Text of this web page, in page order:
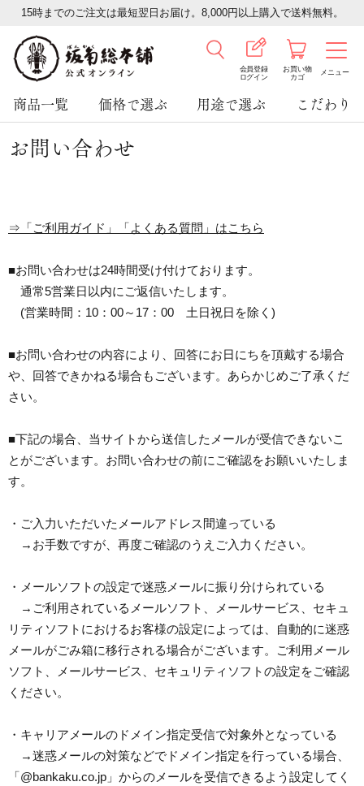
15時までのご注文は最短翌日お届け。8,000円以上購入で送料無料。
会員登録
ログイン
お買い物
カゴ
メニュー
商品一覧 価格で選ぶ 用途で選ぶ こだわり
お問い合わせ
⇒「ご利用ガイド」「よくある質問」はこちら
■お問い合わせは24時間受け付けております。
通常5営業日以内にご返信いたします。
(営業時間：10：00～17：00 土日祝日を除く)
■お問い合わせの内容により、回答にお日にちを頂戴する場合
や、回答できかねる場合もございます。あらかじめご了承くだ
さい。
■下記の場合、当サイトから送信したメールが受信できないこ
とがございます。お問い合わせの前にご確認をお願いいたしま
す。
・ご入力いただいたメールアドレス間違っている
→お手数ですが、再度ご確認のうえご入力ください。
・メールソフトの設定で迷惑メールに振り分けられている
→ご利用されているメールソフト、メールサービス、セキュ
リティソフトにおけるお客様の設定によっては、自動的に迷惑
メールがごみ箱に移行される場合がございます。ご利用メール
ソフト、メールサービス、セキュリティソフトの設定をご確認
ください。
・キャリアメールのドメイン指定受信で対象外となっている
→迷惑メールの対策などでドメイン指定を行っている場合、
「@bankaku.co.jp」からのメールを受信できるよう設定してく